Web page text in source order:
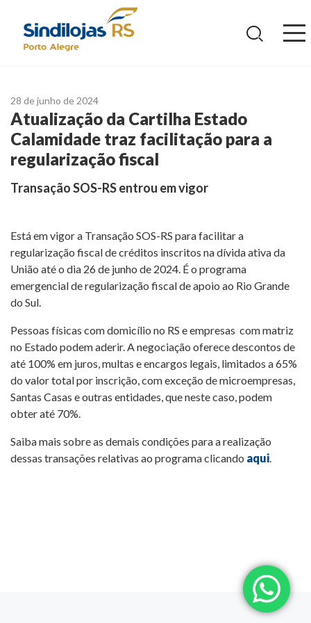
28 de junho de 2024
Atualização da Cartilha Estado
Calamidade traz facilitação para a
regularização fiscal
Transação SOS-RS entrou em vigor
Está em vigor a Transação SOS-RS para facilitar a
regularização fiscal de créditos inscritos na dívida ativa da
União até o dia 26 de junho de 2024. É o programa
emergencial de regularização fiscal de apoio ao Rio Grande
do Sul.
Pessoas físicas com domicílio no RS e empresas com matriz
no Estado podem aderir. A negociação oferece descontos de
até 100% em juros, multas e encargos legais, limitados a 65%
do valor total por inscrição, com exceção de microempresas,
Santas Casas e outras entidades, que neste caso, podem
obter até 70%.
Saiba mais sobre as demais condições para a realização
dessas transações relativas ao programa clicando aqui.